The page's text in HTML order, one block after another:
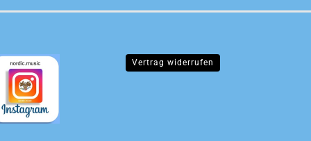
Vertrag widerrufen